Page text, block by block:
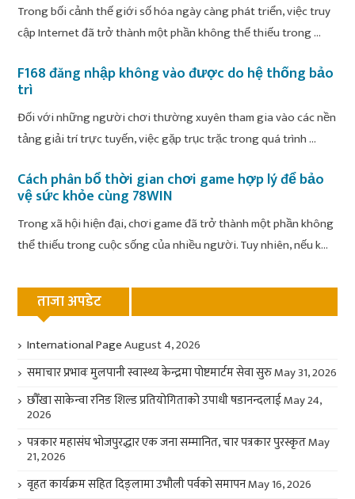
Trong bối cảnh thế giới số hóa ngày càng phát triển, việc truy
cập Internet đã trở thành một phần không thể thiếu trong ...
F168 đăng nhập không vào được do hệ thống bảo
trì
Đối với những người chơi thường xuyên tham gia vào các nền
tảng giải trí trực tuyến, việc gặp trục trặc trong quá trình ...
Cách phân bổ thời gian chơi game hợp lý để bảo
vệ sức khỏe cùng 78WIN
Trong xã hội hiện đại, chơi game đã trở thành một phần không
thể thiếu trong cuộc sống của nhiều người. Tuy nhiên, nếu k...
ताजा अपडेट
International PageAugust 4, 2026
समाचार प्रभावः मुलपानी स्वास्थ्य केन्द्रमा पोष्टमार्टम सेवा सुरुMay 31, 2026
छौँखा साकेन्वा रनिङ शिल्ड प्रतियोगिताको उपाधी षडानन्दलाईMay 24,
2026
पत्रकार महासंघ भोजपुरद्धार एक जना सम्मानित, चार पत्रकार पुरस्कृतMay
21, 2026
वृहत कार्यक्रम सहित दिङ्लामा उभौली पर्वको समापनMay 16, 2026